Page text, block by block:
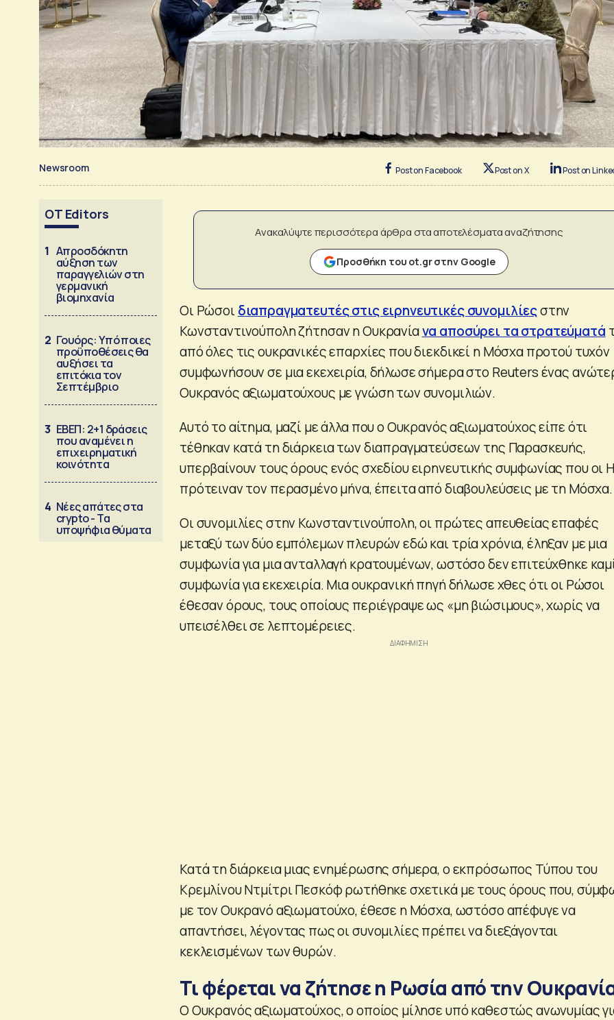
Newsroom Post on Facebook Post on X Post on
OT Editors
1 Απροσδόκητη
αύξηση των
παραγγελιών στη
γερμανική
βιομηχανία
2 Γουόρς: Υπό ποιες
προϋποθέσεις θα
αυξήσει τα
επιτόκια τον
Σεπτέμβριο
3 ΕΒΕΠ: 2+1 δράσεις
που αναμένει η
επιχειρηματική
κοινότητα
4 Νέες απάτες στα
crypto - Τα
υποψήφια θύματα
Ανακαλύψτε περισσότερα άρθρα στα αποτελέσματα αναζήτησης
Προσθήκη του ot.gr στην Google
Οι Ρώσοιδιαπραγματευτές στις ειρηνευτικές συνομιλίεςστην
Κωνσταντινούπολη ζήτησαν η Ουκρανίανα αποσύρει τα στρατεύματά
από όλες τις ουκρανικές επαρχίες που διεκδικεί η Μόσχα προτού τυχόν
συμφωνήσουν σε μια εκεχειρία, δήλωσε σήμερα στο Reuters ένας
Ουκρανός αξιωματούχους με γνώση των συνομιλιών.
Αυτό το αίτημα, μαζί με άλλα που ο Ουκρανός αξιωματούχος είπε ότι
τέθηκαν κατά τη διάρκεια των διαπραγματεύσεων της Παρασκευής,
υπερβαίνουν τους όρους ενός σχεδίου ειρηνευτικής συμφωνίας που οι
πρότειναν τον περασμένο μήνα, έπειτα από διαβουλεύσεις με τη Μόσχα.
Οι συνομιλίες στην Κωνσταντινούπολη, οι πρώτες απευθείας επαφές
μεταξύ των δύο εμπόλεμων πλευρών εδώ και τρία χρόνια, έληξαν με μια
συμφωνία για μια ανταλλαγή κρατουμένων, ωστόσο δεν επιτεύχθηκε
συμφωνία για εκεχειρία. Μια ουκρανική πηγή δήλωσε χθες ότι οι Ρώσοι
έθεσαν όρους, τους οποίους περιέγραψε ως «μη βιώσιμους», χωρίς να
υπεισέλθει σε λεπτομέρειες.
Κατά τη διάρκεια μιας ενημέρωσης σήμερα, ο εκπρόσωπος Τύπου του
Κρεμλίνου Ντμίτρι Πεσκόφ ρωτήθηκε σχετικά με τους όρους που,
με τον Ουκρανό αξιωματούχο, έθεσε η Μόσχα, ωστόσο απέφυγε να
απαντήσει, λέγοντας πως οι συνομιλίες πρέπει να διεξάγονται
κεκλεισμένων των θυρών.
Τι φέρεται να ζήτησε η Ρωσία από την
Ο Ουκρανός αξιωματούχος, ο οποίος μίλησε υπό καθεστώς ανωνυμίας